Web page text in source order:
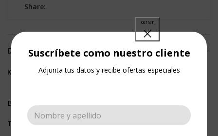
Suscríbete como nuestro cliente
Adjunta tus datos y recibe ofertas especiales
Share:
DESCRIPCIÓN
KOOL COLOR
Bordeadores metalizados para tela.
Te ofrece una amplia gama de colores metalizados.